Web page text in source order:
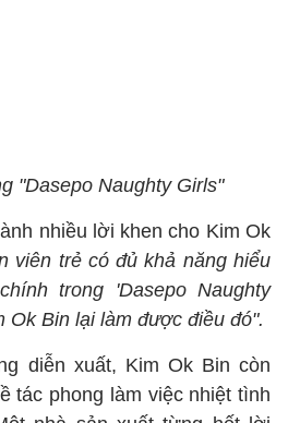
"Dasepo Naughty Girls"
nhiều lời khen cho Kim Ok
viên trẻ có đủ khả năng hiểu
trong 'Dasepo Naughty
Ok Bin lại làm được điều đó".
diễn xuất, Kim Ok Bin còn
tác phong làm việc nhiệt tình